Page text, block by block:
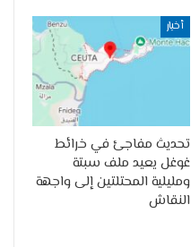
أخبار
تحديث مفاجئ في خرائط
غوغل يعيد ملف سبتة
ومليلية المحتلتين إلى واجهة
النقاش